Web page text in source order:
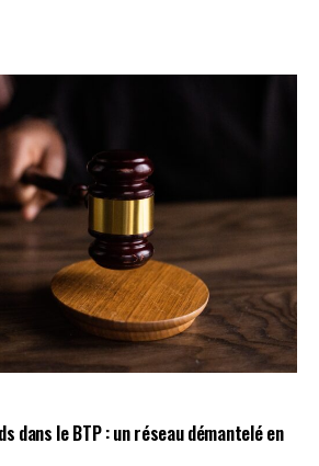
dans le BTP : un réseau démantelé en